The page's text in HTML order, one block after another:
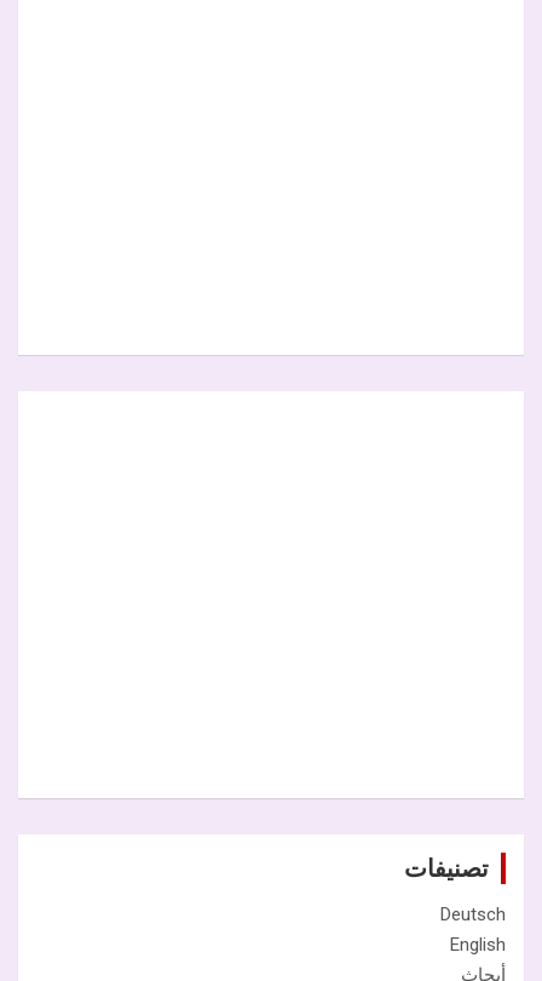
تصنيفات
Deutsch
English
أبحاث